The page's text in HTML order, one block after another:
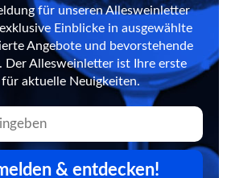
für unseren Allesweinletter
Einblicke in ausgewählte
Angebote und bevorstehende
Der Allesweinletter ist Ihre erste
für aktuelle Neuigkeiten.
& entdecken!